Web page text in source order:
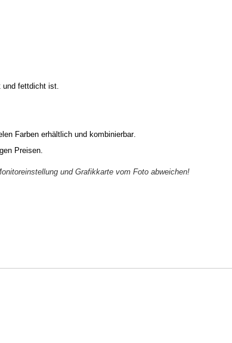
und fettdicht ist.
Farben erhältlich und kombinierbar.
Preisen.
und Grafikkarte vom Foto abweichen!